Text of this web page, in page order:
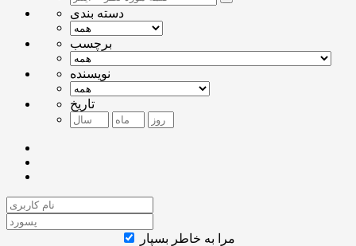
دسته بندی
برچسب
نویسنده
تاریخ
مرا به خاطر بسپار